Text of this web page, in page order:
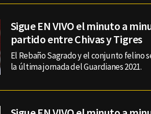
Sigue EN VIVO el minuto a
partido entre Chivas y Tigres
El Rebaño Sagrado y el conjunto felino
la última jornada del Guardianes 2021.